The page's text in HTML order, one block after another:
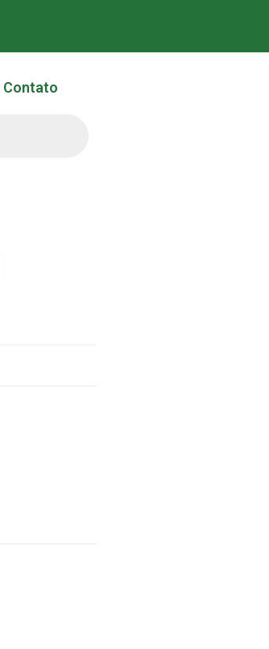
Contato